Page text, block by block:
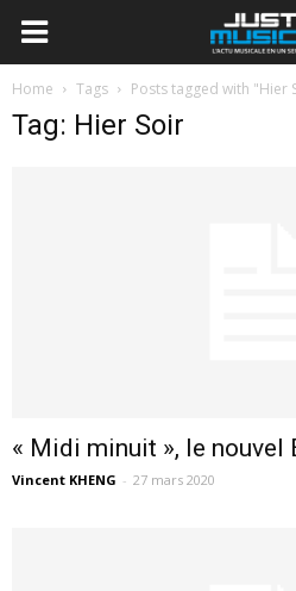
Home Tags Posts tagged with "Hier
Tag: Hier Soir
« Midi minuit », le nouvel
Vincent KHENG - 27 mars 2020